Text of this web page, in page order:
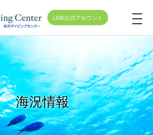
LINE公式アカウント
t
o
g
e
n
a
v
海況情報